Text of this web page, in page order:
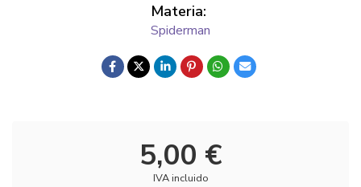
Materia:
Spiderman
5,00 €
IVA incluido